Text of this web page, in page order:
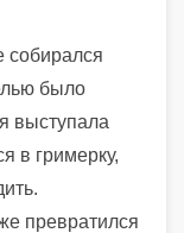
собирался
было
выступала
в гримерку,
превратился